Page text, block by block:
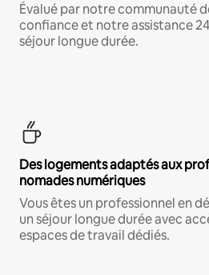
Évalué par notre communauté
confiance et notre assistance
séjour longue durée.
Des logements adaptés aux
nomades numériques
Vous êtes un professionnel en
un séjour longue durée avec
espaces de travail dédiés.